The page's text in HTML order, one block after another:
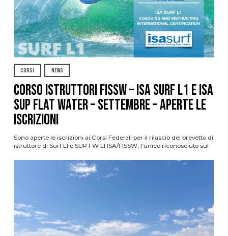
CORSI NEWS
CORSO ISTRUTTORI FISSW – ISA SURF L1 e ISA
SUP Flat Water – SETTEMBRE – APERTE LE
ISCRIZIONI
Sono aperte le iscrizioni ai Corsi Federali per il rilascio del brevetto di
istruttore di Surf L1 e SUP FW L1 ISA/FISSW, l’unico riconosciuto sul